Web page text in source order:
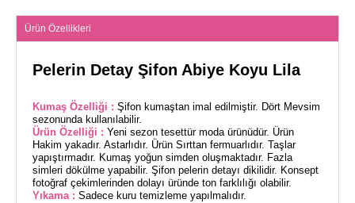
Ürün Özellikleri
Pelerin Detay Şifon Abiye Koyu Lila
Kumaş Özelliği : Şifon kumaştan imal edilmiştir. Dört Mevsim
sezonunda kullanılabilir.
Ürün Özelliği : Yeni sezon tesettür moda ürünüdür. Ürün
Hakim yakadır. Astarlıdır. Ürün Sırttan fermuarlıdır. Taşlar
yapıştırmadır. Kumaş yoğun simden oluşmaktadır. Fazla
simleri dökülme yapabilir. Şifon pelerin detayı dikilidir. Konsept
fotoğraf çekimlerinden dolayı üründe ton farklılığı olabilir.
Yıkama : Sadece kuru temizleme yapılmalıdır.